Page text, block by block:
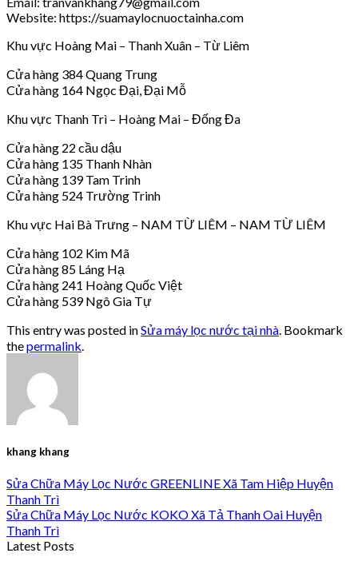
Website: https://suamaylocnuoctainha.com
Khu vực Hoàng Mai – Thanh Xuân – Từ Liêm
Cửa hàng 384 Quang Trung
Cửa hàng 164 Ngọc Đại, Đại Mỗ
Khu vực Thanh Trì – Hoàng Mai – Đống Đa
Cửa hàng 22 cầu dậu
Cửa hàng 135 Thanh Nhàn
Cửa hàng 139 Tam Trinh
Cửa hàng 524 Trường Trinh
Khu vực Hai Bà Trưng – NAM TỪ LIÊM – NAM TỪ LIÊM
Cửa hàng 102 Kim Mã
Cửa hàng 85 Láng Hạ
Cửa hàng 241 Hoàng Quốc Việt
Cửa hàng 539 Ngô Gia Tự
This entry was posted inSửa máy lọc nước tại nhà . Bookmark
thepermalink
khang khang
Sửa Chữa Máy Lọc Nước GREENLINE Xã Tam Hiệp Huyện
Thanh Trì
Sửa Chữa Máy Lọc Nước KOKO Xã Tả Thanh Oai Huyện
Thanh Trì
Latest Posts